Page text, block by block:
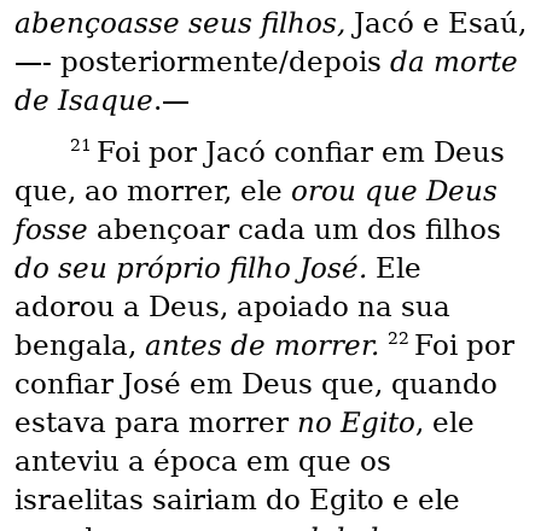
abençoasse seus filhos, Jacó e Esaú,
—- posteriormente/depois da morte
de Isaque.—
21 Foi por Jacó confiar em Deus
que, ao morrer, ele orou que Deus
fosse abençoar cada um dos filhos
do seu próprio filho José. Ele
adorou a Deus, apoiado na sua
bengala, antes de morrer. 22 Foi por
confiar José em Deus que, quando
estava para morrer no Egito, ele
anteviu a época em que os
israelitas sairiam do Egito e ele